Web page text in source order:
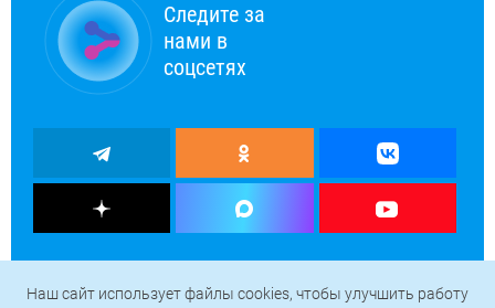
Следите за
нами в
соцсетях
Наш сайт использует файлы cookies, чтобы улучшить работу